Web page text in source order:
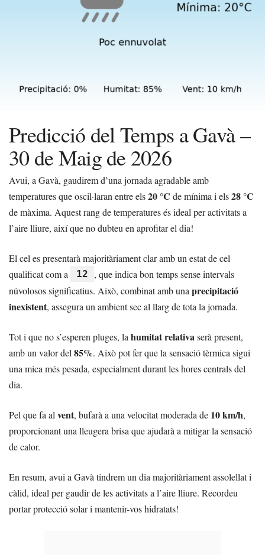
Predicció del Temps a Gavà –
30 de Maig de 2026
Avui, a Gavà, gaudirem d’una jornada agradable amb
temperatures que oscil·laran entre els20 °C de mínima i els28 °C
de màxima. Aquest rang de temperatures és ideal per activitats a
l’aire lliure, així que no dubteu en aprofitar el dia!
El cel es presentarà majoritàriament clar amb un estat de cel
qualificat com a
12
, que indica bon temps sense intervals
núvolosos significatius. Això, combinat amb unaprecipitació
inexistent, assegura un ambient sec al llarg de tota la jornada.
Tot i que no s’esperen pluges, lahumitat relativaserà present,
amb un valor del85%. Això pot fer que la sensació tèrmica sigui
una mica més pesada, especialment durant les hores centrals del
dia.
Pel que fa alvent, bufarà a una velocitat moderada de 10 km/h,
proporcionant una lleugera brisa que ajudarà a mitigar la sensació
de calor.
En resum, avui a Gavà tindrem un dia majoritàriament assolellat i
càlid, ideal per gaudir de les activitats a l’aire lliure. Recordeu
portar protecció solar i mantenir-vos hidratats!